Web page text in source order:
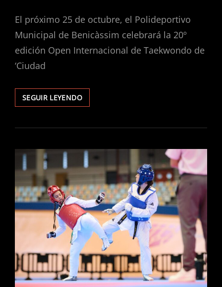
El próximo 25 de octubre, el Polideportivo
Municipal de Benicàssim celebrará la 20º
edición Open Internacional de Taekwondo de
‘Ciudad
SEGUIR LEYENDOBENICÀSSIM
SE
PARA
20º
OPEN
INTERNACIONAL
TAEKWONDO